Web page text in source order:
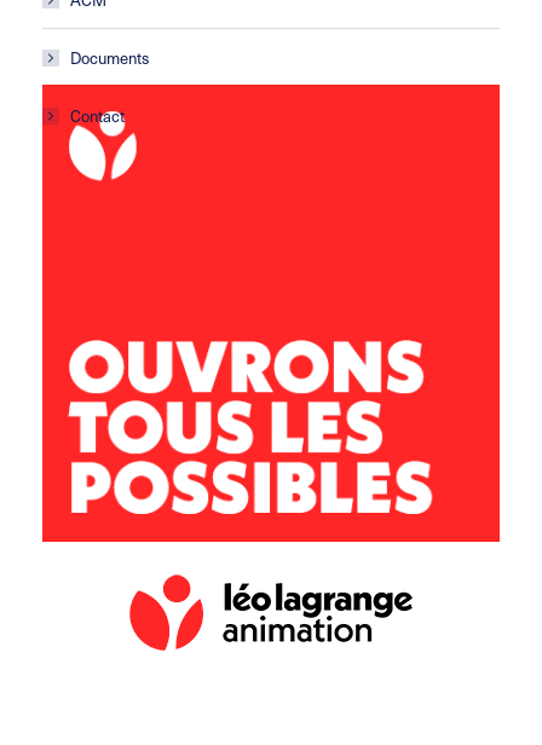
Documents
Contact
04 68 41 43 04 / 06 73 84 52 18